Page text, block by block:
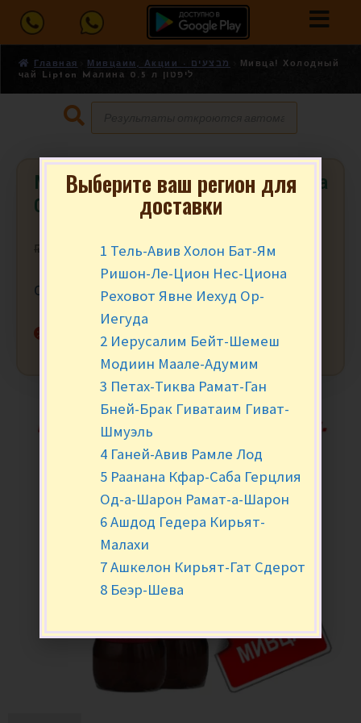
Главная Мивцаим, Акции - מבצעים
Мивца! Холодный
чай Lipton Mалина 0.5 л ליפטון
Мивца! Холодный чай Lipton Mалина
₪ ₪4.95 за шт.
0.5 L. Мивца от 2 шт.
Нет в наличии
Выберите ваш регион для
доставки
1 Тель-Авив Холон Бат-Ям
Ришон-Ле-Цион Нес-Циона
Реховот Явне Иехуд Ор-
Иегуда
2 Иерусалим Бейт-Шемеш
Модиин Маале-Адумим
3 Петах-Тиква Рамат-Ган
Бней-Брак Гиватаим Гиват-
Шмуэль
4 Ганей-Авив Рамле Лод
5 Раанана Кфар-Саба Герцлия
Од-а-Шарон Рамат-а-Шарон
6 Ашдод Гедера Кирьят-
Малахи
7 Ашкелон Кирьят-Гат Сдерот
8 Беэр-Шева